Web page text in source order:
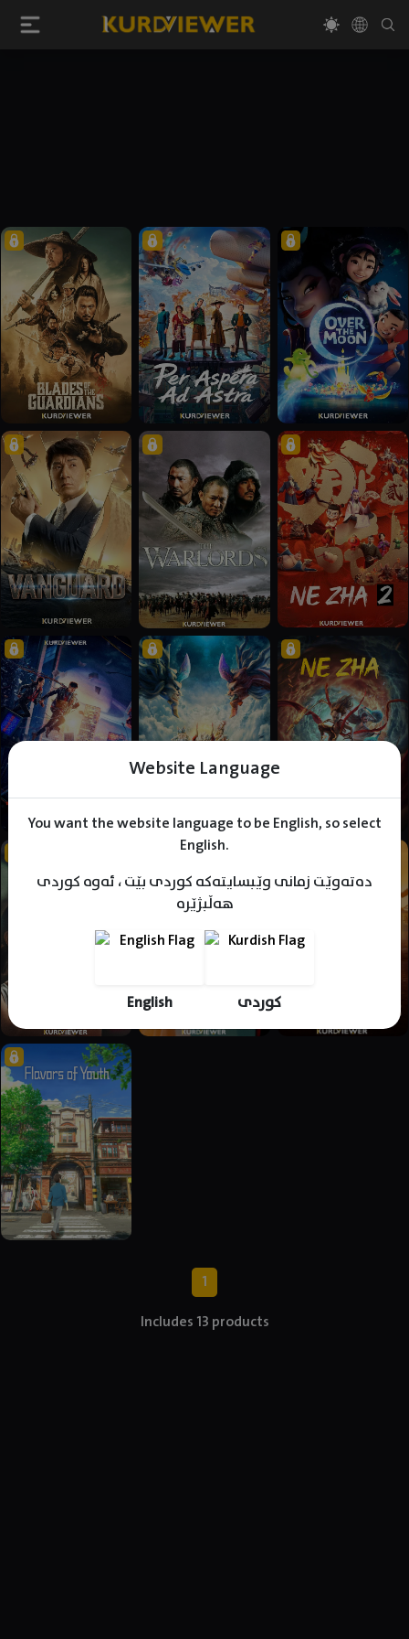
Website Language
You want the website language to be English, so select
English.
دەتەوێت زمانی وێبسایتەکە کوردی بێت ، ئەوە کوردی
هەڵبژێرە
English کوردی
1
Includes 13 products